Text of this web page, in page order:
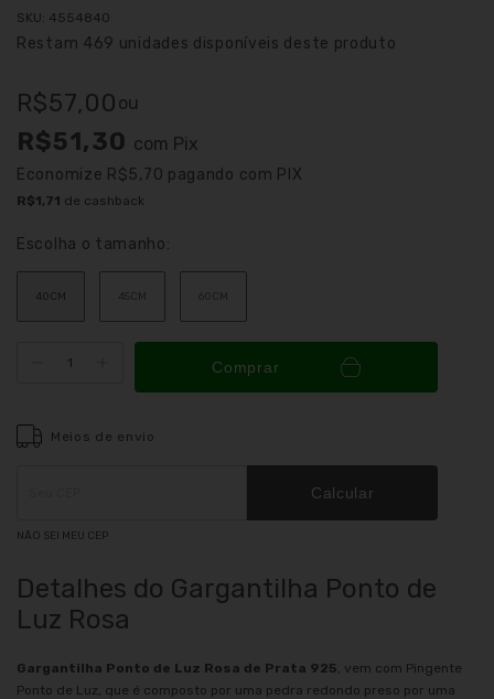
SKU: 4554840
Restam 469 unidades disponíveis deste produto
R$57,00 ou
R$51,30 com Pix
Economize R$5,70 pagando com PIX
R$1,71 de cashback
Escolha o tamanho:
40CM 45CM 60CM
Comprar
Meios de envio
ALTERAR CEP
Calcular
NÃO SEI MEU CEP
Detalhes do Gargantilha Ponto de
Luz Rosa
Gargantilha Ponto de Luz Rosa de Prata 925, vem com Pingente
Ponto de Luz, que é composto por uma pedra redondo preso por uma